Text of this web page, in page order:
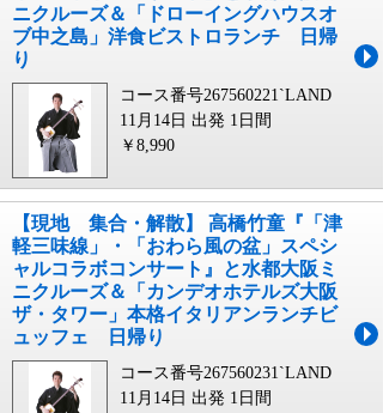
ニクルーズ＆「ドローイングハウスオ
ブ中之島」洋食ビストロランチ 日帰
り
コース番号267560221`LAND
11月14日 出発 1日間
￥8,990
【現地 集合・解散】 高橋竹童『「津
軽三味線」・「おわら風の盆」スペシ
ャルコラボコンサート』と水都大阪ミ
ニクルーズ＆「カンデオホテルズ大阪
ザ・タワー」本格イタリアンランチビ
ュッフェ 日帰り
コース番号267560231`LAND
11月14日 出発 1日間